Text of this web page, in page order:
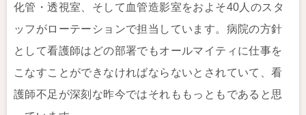
化管・透視室、そして血管造影室をおよそ40人のスタ
ッフがローテーションで担当しています。病院の方針
として看護師はどの部署でもオールマイティに仕事を
こなすことができなければならないとされていて、看
護師不足が深刻な昨今ではそれももっともであると思